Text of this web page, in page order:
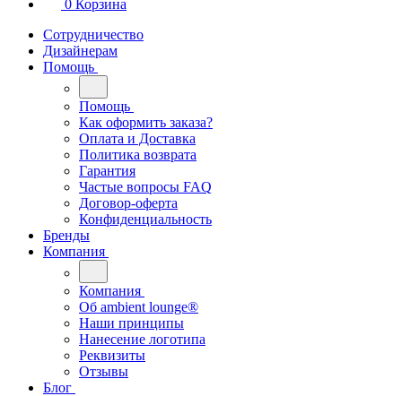
0 Корзина
Сотрудничество
Дизайнерам
Помощь
Помощь
Как оформить заказа?
Оплата и Доставка
Политика возврата
Гарантия
Частые вопросы FAQ
Договор-оферта
Конфиденциальность
Бренды
Компания
Компания
Oб ambient lounge®
Наши принципы
Нанесение логотипа
Реквизиты
Отзывы
Блог